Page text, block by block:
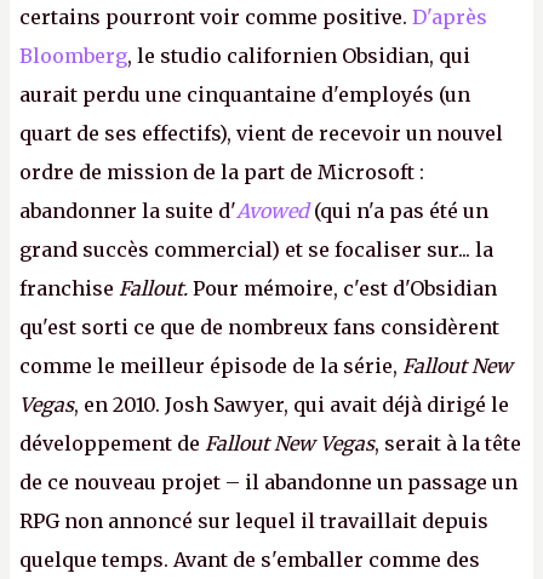
certains pourront voir comme positive. D'après
Bloomberg, le studio californien Obsidian, qui
aurait perdu une cinquantaine d'employés (un
quart de ses effectifs), vient de recevoir un nouvel
ordre de mission de la part de Microsoft :
abandonner la suite d'Avowed(qui n'a pas été un
grand succès commercial) et se focaliser sur... la
franchise Fallout. Pour mémoire, c'est d'Obsidian
qu'est sorti ce que de nombreux fans considèrent
comme le meilleur épisode de la série, Fallout New
Vegas, en 2010. Josh Sawyer, qui avait déjà dirigé le
développement de Fallout New Vegas, serait à la tête
de ce nouveau projet – il abandonne un passage un
RPG non annoncé sur lequel il travaillait depuis
quelque temps. Avant de s'emballer comme des